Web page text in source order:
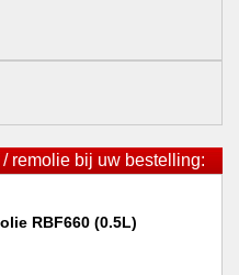
remolie bij uw bestelling:
RBF660 (0.5L)